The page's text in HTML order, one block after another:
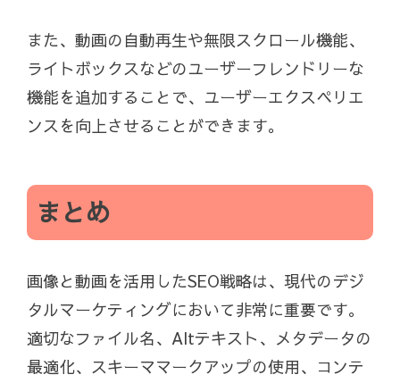
また、動画の自動再生や無限スクロール機能、
ライトボックスなどのユーザーフレンドリーな
機能を追加することで、ユーザーエクスペリエ
ンスを向上させることができます。
まとめ
画像と動画を活用したSEO戦略は、現代のデジ
タルマーケティングにおいて非常に重要です。
適切なファイル名、Altテキスト、メタデータの
最適化、スキーママークアップの使用、コンテ